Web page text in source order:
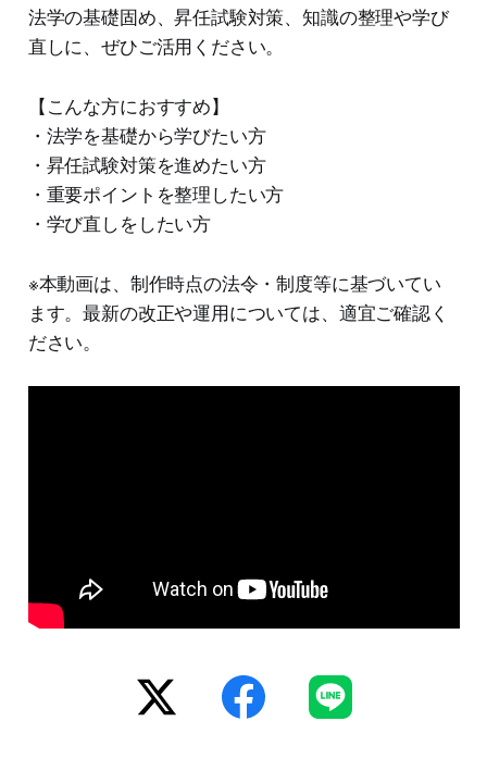
法学の基礎固め、昇任試験対策、知識の整理や学び
直しに、ぜひご活用ください。
【こんな方におすすめ】
・法学を基礎から学びたい方
・昇任試験対策を進めたい方
・重要ポイントを整理したい方
・学び直しをしたい方
※本動画は、制作時点の法令・制度等に基づいてい
ます。最新の改正や運用については、適宜ご確認く
ださい。